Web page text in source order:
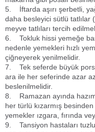
5. İftarda aşırı şerbetli,
daha besleyici sütlü tatlılar
meyve tatlıları tercih
6. Tokluk hissi yemeğe
nedenle yemekleri hızlı
çiğneyerek yenilmelidir.
7. Tek seferde büyük
ara ile her seferinde azar
beslenilmelidir.
8. Ramazan ayında
her türlü kızarmış
yemekler ızgara, fırında
9. Tansiyon hastaları tuzlu